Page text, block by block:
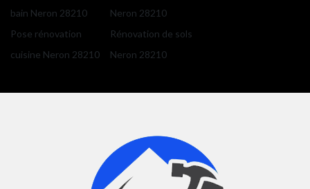
bain Neron 28210
Pose rénovation
cuisine Neron 28210
Neron 28210
Rénovation de sols
Neron 28210